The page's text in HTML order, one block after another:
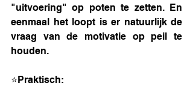
"uitvoering" op poten te zetten. En
eenmaal het loopt is er natuurlijk de
vraag van de motivatie op peil te
houden.
⭐Praktisch: